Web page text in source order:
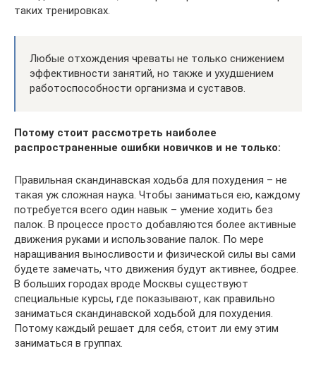
таких тренировках.
Любые отхождения чреваты не только снижением
эффективности занятий, но также и ухудшением
работоспособности организма и суставов.
Потому стоит рассмотреть наиболее
распространенные ошибки новичков и не только:
Правильная скандинавская ходьба для похудения – не
такая уж сложная наука. Чтобы заниматься ею, каждому
потребуется всего один навык – умение ходить без
палок. В процессе просто добавляются более активные
движения руками и использование палок. По мере
наращивания выносливости и физической силы вы сами
будете замечать, что движения будут активнее, бодрее.
В больших городах вроде Москвы существуют
специальные курсы, где показывают, как правильно
заниматься скандинавской ходьбой для похудения.
Потому каждый решает для себя, стоит ли ему этим
заниматься в группах.